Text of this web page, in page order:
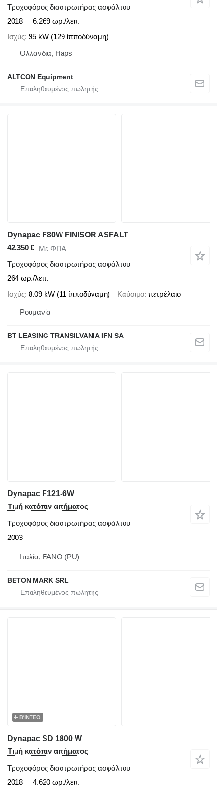
Τροχοφόρος διαστρωτήρας ασφάλτου
2018
6.269 ωρ./λειτ.
Ισχύς 95 kW (129 ίπποδύναμη)
Ολλανδία, Haps
ALTCON Equipment
Dynapac F80W FINISOR ASFALT
42.350 € Με ΦΠΑ
Τροχοφόρος διαστρωτήρας ασφάλτου
264 ωρ./λειτ.
Ισχύς 8.09 kW (11 ίπποδύναμη) Καύσιμο πετρέλαιο
Ρουμανία
BT LEASING TRANSILVANIA IFN SA
Dynapac F121-6W
Τιμή κατόπιν αιτήματος
Τροχοφόρος διαστρωτήρας ασφάλτου
2003
Ιταλία, FANO (PU)
BETON MARK SRL
ΒΊΝΤΕΟ
Dynapac SD 1800 W
Τιμή κατόπιν αιτήματος
Τροχοφόρος διαστρωτήρας ασφάλτου
2018
4.620 ωρ./λειτ.